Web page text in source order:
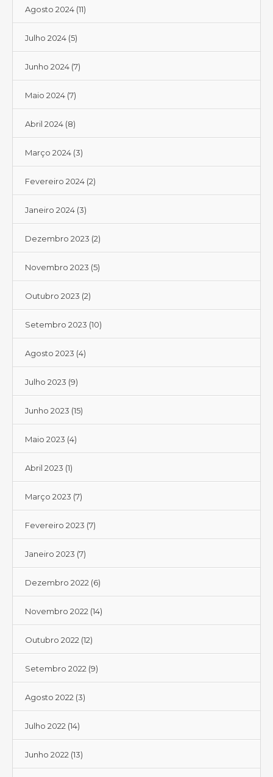
Agosto 2024 (11)
Julho 2024 (5)
Junho 2024 (7)
Maio 2024 (7)
Abril 2024 (8)
Março 2024 (3)
Fevereiro 2024 (2)
Janeiro 2024 (3)
Dezembro 2023 (2)
Novembro 2023 (5)
Outubro 2023 (2)
Setembro 2023 (10)
Agosto 2023 (4)
Julho 2023 (9)
Junho 2023 (15)
Maio 2023 (4)
Abril 2023 (1)
Março 2023 (7)
Fevereiro 2023 (7)
Janeiro 2023 (7)
Dezembro 2022 (6)
Novembro 2022 (14)
Outubro 2022 (12)
Setembro 2022 (9)
Agosto 2022 (3)
Julho 2022 (14)
Junho 2022 (13)